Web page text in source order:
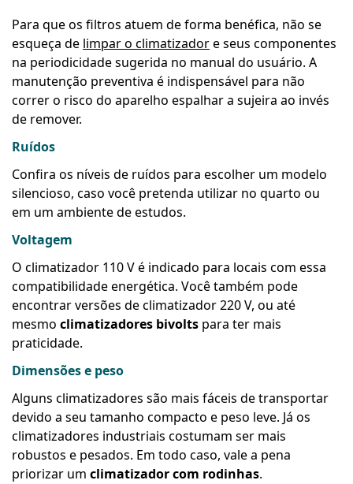
Para que os filtros atuem de forma benéfica, não se
esqueça de limpar o climatizadore seus componentes
na periodicidade sugerida no manual do usuário. A
manutenção preventiva é indispensável para não
correr o risco do aparelho espalhar a sujeira ao invés
de remover.
Ruídos
Confira os níveis de ruídos para escolher um modelo
silencioso, caso você pretenda utilizar no quarto ou
em um ambiente de estudos.
Voltagem
O climatizador 110 V é indicado para locais com essa
compatibilidade energética. Você também pode
encontrar versões de climatizador 220 V, ou até
mesmo climatizadores bivolts para ter mais
praticidade.
Dimensões e peso
Alguns climatizadores são mais fáceis de transportar
devido a seu tamanho compacto e peso leve. Já os
climatizadores industriais costumam ser mais
robustos e pesados. Em todo caso, vale a pena
priorizar um climatizador com rodinhas.